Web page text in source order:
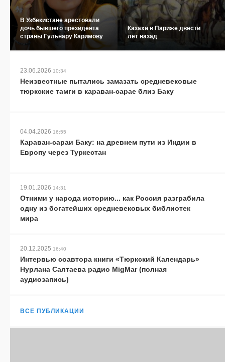
В Узбекистане арестовали
дочь бывшего президента
страны Гульнару Каримову
Казахи в Париже двести
лет назад
23.06.2026 10:34
Неизвестные пытались замазать средневековые
тюркские тамги в караван-сарае близ Баку
04.04.2026 16:55
Караван-сараи Баку: на древнем пути из Индии в
Европу через Туркестан
19.01.2026 14:31
Отними у народа историю... как Россия разграбила
одну из богатейших средневековых библиотек
мира
20.12.2025 16:40
Интервью соавтора книги «Тюркский Календарь»
Нурлана Салтаева радио MigMar (полная
аудиозапись)
ВСЕ ПУБЛИКАЦИИ